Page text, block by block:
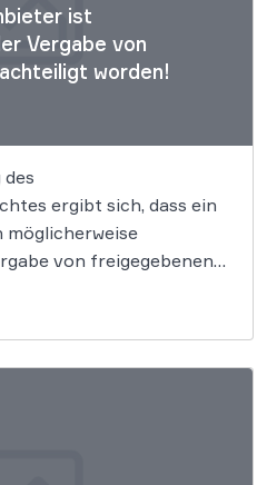
ist
Vergabe von
worden!
ergibt sich, dass ein
von freigegebenen
Verwaltungsgerichtes
Dieses Gericht muss jetzt
überhaupt